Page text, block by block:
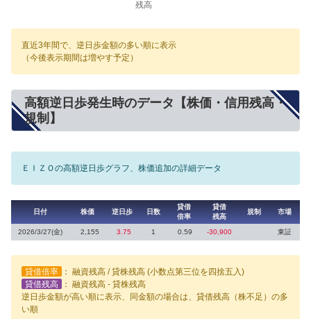
直近3年間で、逆日歩金額の多い順に表示
（今後表示期間は増やす予定）
高額逆日歩発生時のデータ【株価・信用残高・
規制】
ＥＩＺＯの高額逆日歩グラフ、株価追加の詳細データ
日付 株価 逆日歩 日数
貸借
倍率
貸借
残高
規制 市場
2026/3/27(金) 2,155 3.75 1 0.59 -30,900 東証
貸借倍率
： 融資残高 / 貸株残高 (小数点第三位を四捨五入)
貸借残高
： 融資残高 - 貸株残高
逆日歩金額が高い順に表示、同金額の場合は、貸借残高（株不足）の多
い順